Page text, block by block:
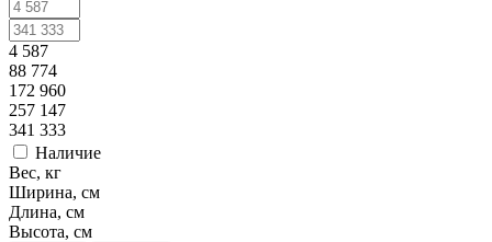
4 587
88 774
172 960
257 147
341 333
Наличие
Вес, кг
Ширина, см
Длина, см
Высота, см